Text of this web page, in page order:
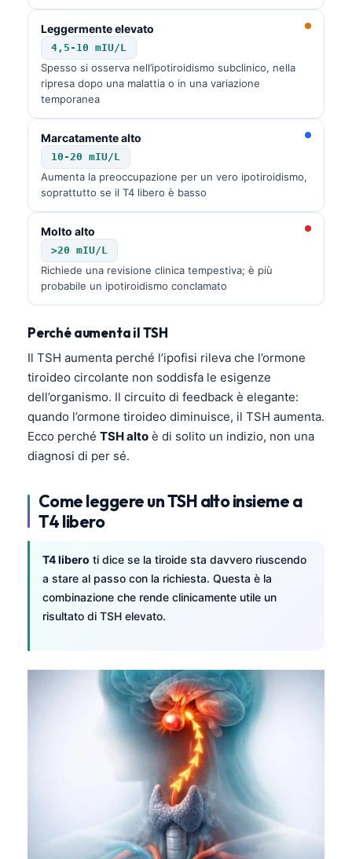
Leggermente elevato
4,5-10 mIU/L
Spesso si osserva nell’ipotiroidismo subclinico, nella
ripresa dopo una malattia o in una variazione
temporanea
Marcatamente alto
10-20 mIU/L
Aumenta la preoccupazione per un vero ipotiroidismo,
soprattutto se il T4 libero è basso
Molto alto
>20 mIU/L
Richiede una revisione clinica tempestiva; è più
probabile un ipotiroidismo conclamato
Perché aumenta il TSH
Il TSH aumenta perché l’ipofisi rileva che l’ormone
tiroideo circolante non soddisfa le esigenze
dell’organismo. Il circuito di feedback è elegante:
quando l’ormone tiroideo diminuisce, il TSH aumenta.
Ecco perché TSH alto è di solito un indizio, non una
diagnosi di per sé.
Come leggere un TSH alto insieme a
T4 libero
T4 libero ti dice se la tiroide sta davvero riuscendo
a stare al passo con la richiesta. Questa è la
combinazione che rende clinicamente utile un
risultato di TSH elevato.